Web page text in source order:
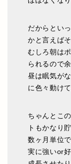
だからとい
かと言えば
むしろ朝は
られるので
昼は眠気が
に色々動け
ちゃんとこ
トもかなり
数ヶ月単位
実に強いor